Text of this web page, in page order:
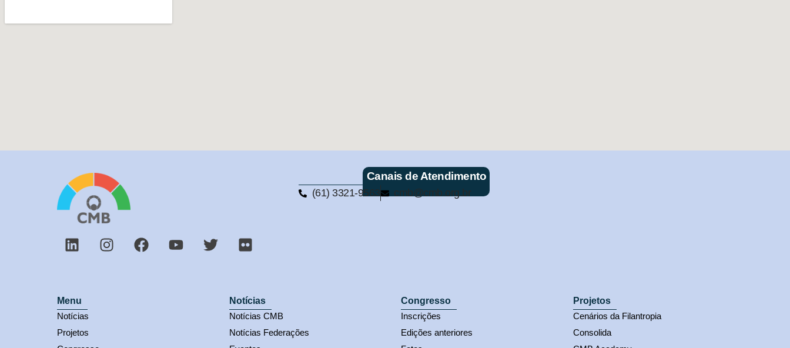
Canais de Atendimento
(61) 3321-9563 cmb@cmb.org.br
Menu
Notícias
Projetos
Notícias
Notícias CMB
Notícias Federações
Congresso
Inscrições
Edições anteriores
Projetos
Cenários da Filantropia
Consolida